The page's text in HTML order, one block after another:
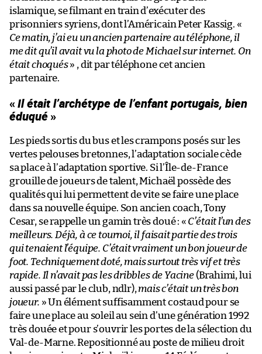
islamique, se filmant en train d’exécuter des
prisonniers syriens, dont l’Américain Peter Kassig. «
Ce matin, j’ai eu un ancien partenaire au téléphone, il
me dit qu’il avait vu la photo de Michael sur internet. On
était choqués» , dit par téléphone cet ancien
partenaire.
«Il était l’archétype de l’enfant portugais, bien
éduqué»
Les pieds sortis du bus et les crampons posés sur les
vertes pelouses bretonnes, l’adaptation sociale cède
sa place à l’adaptation sportive. Si l’Île-de-France
grouille de joueurs de talent, Michaël possède des
qualités qui lui permettent de vite se faire une place
dans sa nouvelle équipe. Son ancien coach, Tony
Cesar, se rappelle un gamin très doué : « C’était l’un des
meilleurs. Déjà, à ce tournoi, il faisait partie des trois
qui tenaient l’équipe. C’était vraiment un bon joueur de
foot. Techniquement doté, mais surtout très vif et très
rapide. Il n’avait pas les dribbles de Yacine(Brahimi, lui
aussi passé par le club, ndlr), mais c’était un très bon
joueur. » Un élément suffisamment costaud pour se
faire une place au soleil au sein d’une génération 1992
très douée et pour s’ouvrir les portes de la sélection du
Val-de-Marne. Repositionné au poste de milieu droit